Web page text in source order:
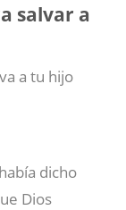
salvar a
a tu hijo
dicho
Dios